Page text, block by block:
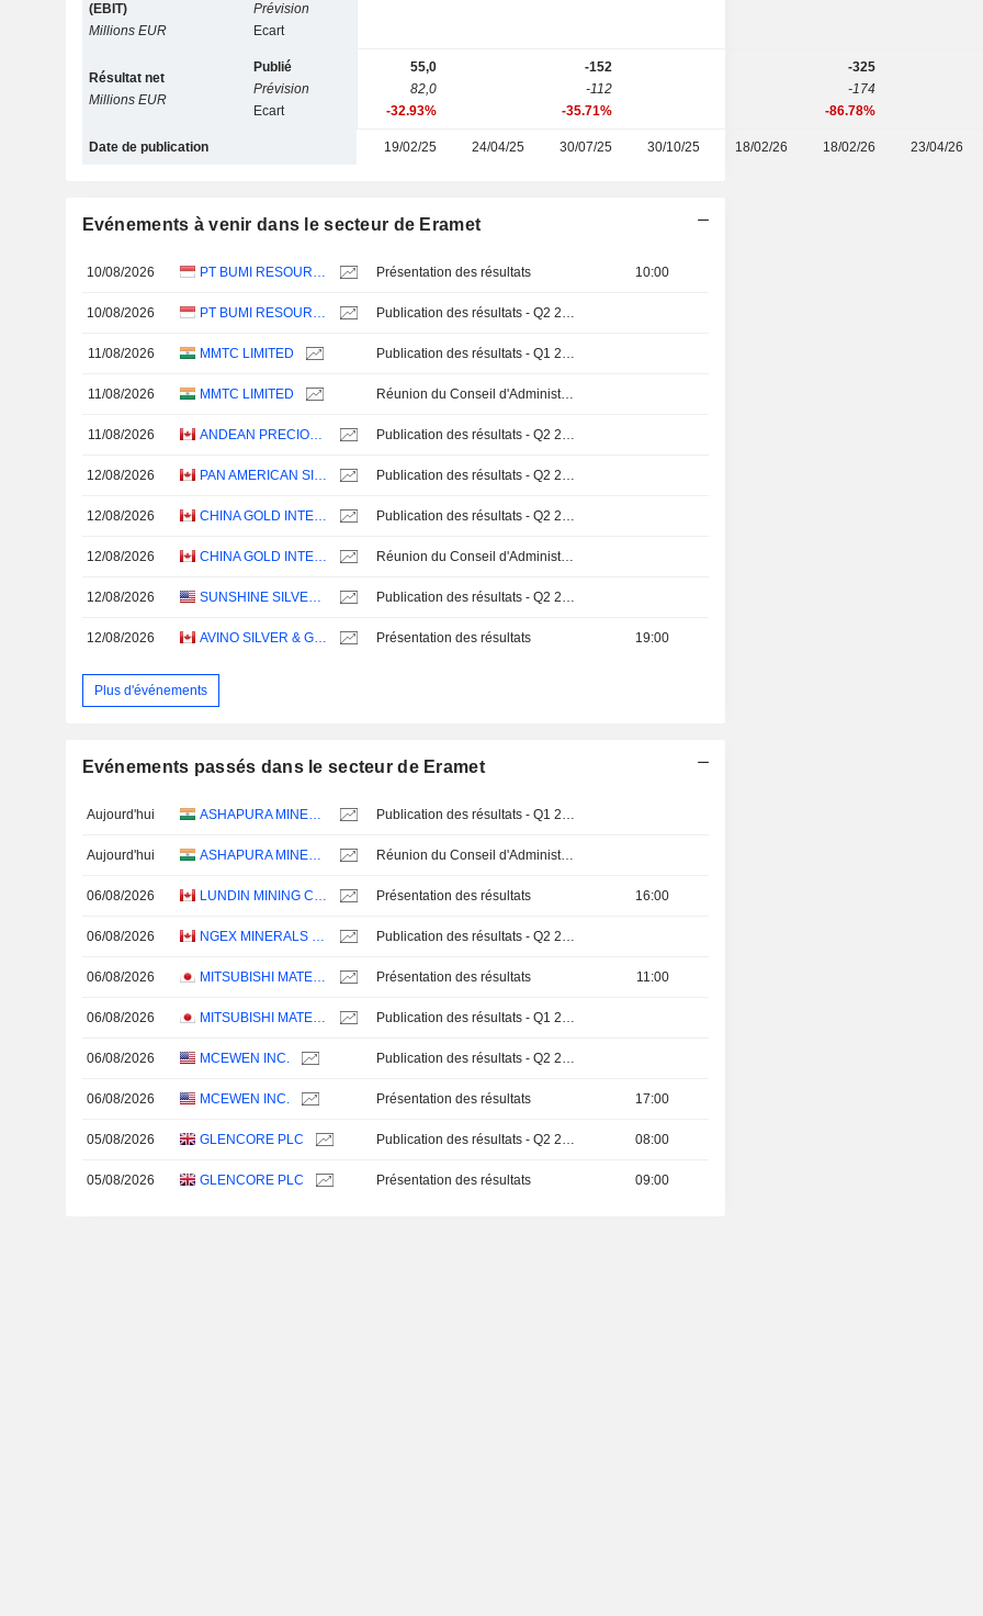
(EBIT)
Millions EUR
Prévision
Ecart
Résultat net
Millions EUR
Publié
Prévision
Ecart
55,0
82,0
-32.93%
-152
-112
-35.71%
-325
-174
-86.78%
Date de publication 19/02/25 24/04/25 30/07/25 30/10/25 18/02/26 18/02/26 23/04/26
Evénements à venir dans le secteur de Eramet
10/08/2026 PT BUMI RESOURCES MINERALS TBK Présentation des résultats 10:00
10/08/2026 PT BUMI RESOURCES MINERALS TBK Publication des résultats - Q2 2026
11/08/2026 MMTC LIMITED Publication des résultats - Q1 2027
11/08/2026 MMTC LIMITED Réunion du Conseil d'Administration
11/08/2026 ANDEAN PRECIOUS METALS CORP. Publication des résultats - Q2 2026
12/08/2026 PAN AMERICAN SILVER CORP. Publication des résultats - Q2 2026
12/08/2026 CHINA GOLD INTERNATIONAL RESOURCES CORP. LTD. Publication des résultats - Q2 2026
12/08/2026 CHINA GOLD INTERNATIONAL RESOURCES CORP. LTD. Réunion du Conseil d'Administration
12/08/2026 SUNSHINE SILVER MINING & REFINING COMPANY Publication des résultats - Q2 2026
12/08/2026 AVINO SILVER & GOLD MINES LTD. Présentation des résultats 19:00
Plus d'événements
Evénements passés dans le secteur de Eramet
Aujourd'hui ASHAPURA MINECHEM LIMITED Publication des résultats - Q1 2027
Aujourd'hui ASHAPURA MINECHEM LIMITED Réunion du Conseil d'Administration
06/08/2026 LUNDIN MINING CORPORATION Présentation des résultats 16:00
06/08/2026 NGEX MINERALS LTD. Publication des résultats - Q2 2026
06/08/2026 MITSUBISHI MATERIALS CORPORATION Présentation des résultats 11:00
06/08/2026 MITSUBISHI MATERIALS CORPORATION Publication des résultats - Q1 2027
06/08/2026 MCEWEN INC. Publication des résultats - Q2 2026
06/08/2026 MCEWEN INC. Présentation des résultats 17:00
05/08/2026 GLENCORE PLC Publication des résultats - Q2 2026 08:00
05/08/2026 GLENCORE PLC Présentation des résultats 09:00